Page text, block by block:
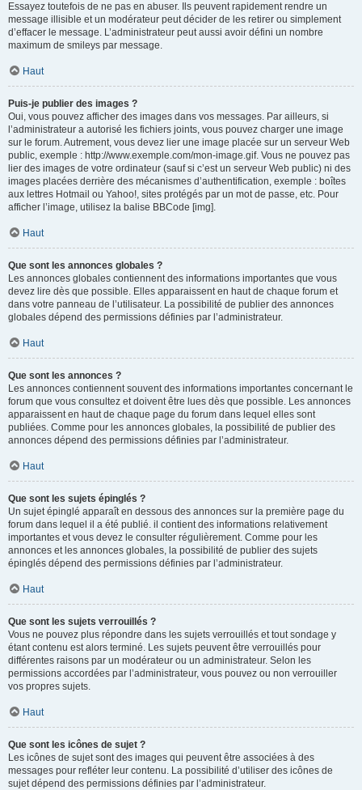
Essayez toutefois de ne pas en abuser. Ils peuvent rapidement rendre un
message illisible et un modérateur peut décider de les retirer ou simplement
d’effacer le message. L’administrateur peut aussi avoir défini un nombre
maximum de smileys par message.
Haut
Puis-je publier des images ?
Oui, vous pouvez afficher des images dans vos messages. Par ailleurs, si
l’administrateur a autorisé les fichiers joints, vous pouvez charger une image
sur le forum. Autrement, vous devez lier une image placée sur un serveur Web
public, exemple : http://www.exemple.com/mon-image.gif. Vous ne pouvez pas
lier des images de votre ordinateur (sauf si c’est un serveur Web public) ni des
images placées derrière des mécanismes d’authentification, exemple : boîtes
aux lettres Hotmail ou Yahoo!, sites protégés par un mot de passe, etc. Pour
afficher l’image, utilisez la balise BBCode [img].
Haut
Que sont les annonces globales ?
Les annonces globales contiennent des informations importantes que vous
devez lire dès que possible. Elles apparaissent en haut de chaque forum et
dans votre panneau de l’utilisateur. La possibilité de publier des annonces
globales dépend des permissions définies par l’administrateur.
Haut
Que sont les annonces ?
Les annonces contiennent souvent des informations importantes concernant le
forum que vous consultez et doivent être lues dès que possible. Les annonces
apparaissent en haut de chaque page du forum dans lequel elles sont
publiées. Comme pour les annonces globales, la possibilité de publier des
annonces dépend des permissions définies par l’administrateur.
Haut
Que sont les sujets épinglés ?
Un sujet épinglé apparaît en dessous des annonces sur la première page du
forum dans lequel il a été publié. il contient des informations relativement
importantes et vous devez le consulter régulièrement. Comme pour les
annonces et les annonces globales, la possibilité de publier des sujets
épinglés dépend des permissions définies par l’administrateur.
Haut
Que sont les sujets verrouillés ?
Vous ne pouvez plus répondre dans les sujets verrouillés et tout sondage y
étant contenu est alors terminé. Les sujets peuvent être verrouillés pour
différentes raisons par un modérateur ou un administrateur. Selon les
permissions accordées par l’administrateur, vous pouvez ou non verrouiller
vos propres sujets.
Haut
Que sont les icônes de sujet ?
Les icônes de sujet sont des images qui peuvent être associées à des
messages pour refléter leur contenu. La possibilité d’utiliser des icônes de
sujet dépend des permissions définies par l’administrateur.